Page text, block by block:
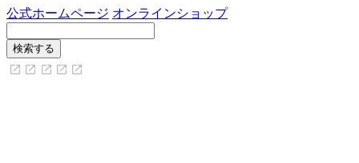
公式ホームページ オンラインショップ